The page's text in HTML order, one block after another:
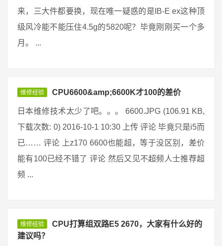
来，三大件都要换，现在唯一疑惑的是IB-E ex这种顶
级风冷能不能压住4.5g的5820呢？毕竟刚刚买一个多
月。 ...
维修经验 CPU6600&amp;6600K才100的差价
日本维修技术太少了吧。。。 6600.JPG (106.91 KB,
下载次数: 0) 2016-10-1 10:30 上传 评论 毕竟只是i5而
已…… 评论 上z170 6600也能超，等于没区别，差价
能有100已经不错了 评论 然后又见不超频人士推荐超
频 ...
维修经验
CPU打算组双路E5 2670，大家有什么好的
建议吗？